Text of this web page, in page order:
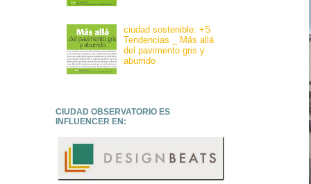
ciudad sostenible: +S
Tendencias _ Más allá
del pavimento gris y
aburrido
CIUDAD OBSERVATORIO ES
INFLUENCER EN: